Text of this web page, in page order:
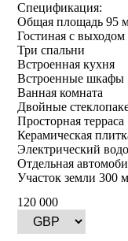
Спецификация:
Общая площадь 95
Гостиная с выходом
Три спальни
Встроенная кухня
Встроенные шкафы
Ванная комната
Двойные
Просторная терраса
Керамическая
Электрический
Отдельная
Участок земли 300
120 000